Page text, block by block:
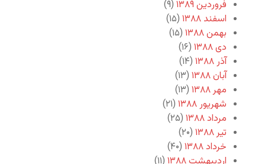
فروردین ۱۳۸۹
(۹)
اسفند ۱۳۸۸
(۱۵)
بهمن ۱۳۸۸
(۱۵)
دی ۱۳۸۸
(۱۶)
آذر ۱۳۸۸
(۱۴)
آبان ۱۳۸۸
(۱۳)
مهر ۱۳۸۸
(۱۳)
شهریور ۱۳۸۸
(۲۱)
مرداد ۱۳۸۸
(۲۵)
تیر ۱۳۸۸
(۲۰)
خرداد ۱۳۸۸
(۴۰)